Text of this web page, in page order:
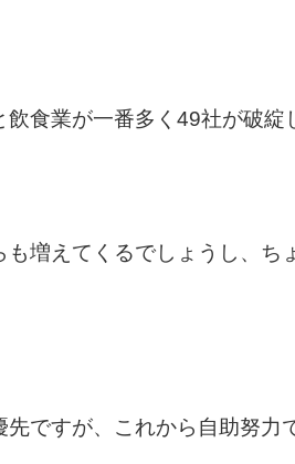
食業が一番多く49社が破綻
も増えてくるでしょうし、ち
先ですが、これから自助努力